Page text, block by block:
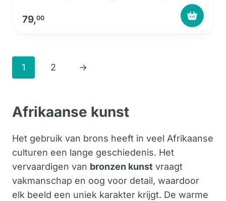
79,00
1 2 →
Afrikaanse kunst
Het gebruik van brons heeft in veel Afrikaanse
culturen een lange geschiedenis. Het
vervaardigen van bronzen kunst vraagt
vakmanschap en oog voor detail, waardoor
elk beeld een uniek karakter krijgt. De warme